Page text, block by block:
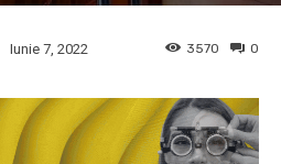
Iunie 7, 2022 0
3570